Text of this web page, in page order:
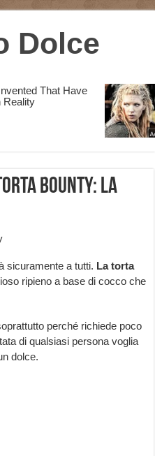
Bounty: la
sicuramente a tutti. La torta
ripieno a base di cocco che
perché richiede poco
di qualsiasi persona voglia
dolce.